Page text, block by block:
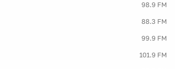
98.9 FM
88.3 FM
99.9 FM
101.9 FM